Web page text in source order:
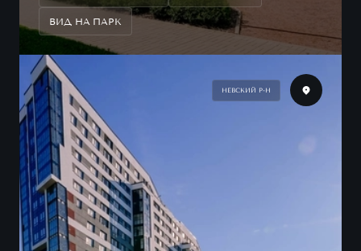
ВИД НА ПАРК
НЕВСКИЙ Р-Н